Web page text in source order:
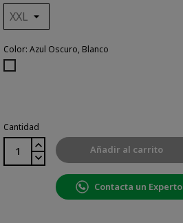
Color: Azul Oscuro, Blanco
Cantidad
Añadir al carrito
Contacta un Experto